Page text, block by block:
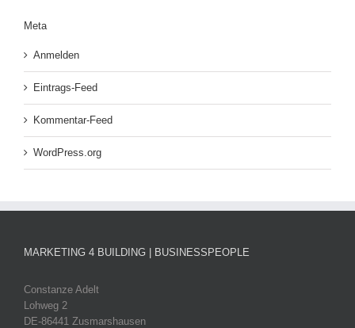
Meta
Anmelden
Eintrags-Feed
Kommentar-Feed
WordPress.org
MARKETING 4 BUILDING | BUSINESSPEOPLE
Constanze Adelt
Lohweg 2
DE-86441 Zusmarshausen